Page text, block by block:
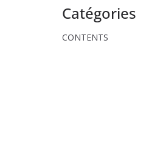
Catégories
CONTENTS